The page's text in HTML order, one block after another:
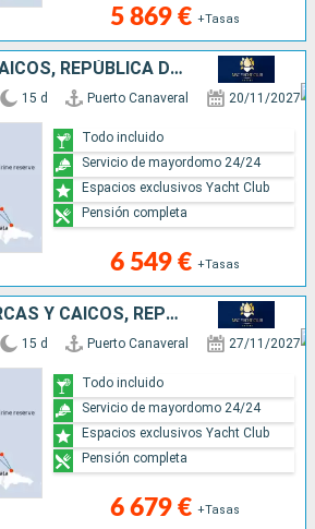
5 869 € +Tasas
ISLAS TURCAS Y CAICOS, REPÚBLICA DOMINICANA, BAHAMAS, MÉXICO, ESTADOS UNIDOS
15 d Puerto Canaveral 20/11/2027
6 549 € +Tasas
Todo incluido
Servicio de mayordomo 24/24
Espacios exclusivos Yacht Club
Pensión completa
MÉXICO, ISLAS TURCAS Y CAICOS, REPÚBLICA DOMINICANA, BAHAMAS, ESTADOS UNIDOS
15 d Puerto Canaveral 27/11/2027
6 679 € +Tasas
Todo incluido
Servicio de mayordomo 24/24
Espacios exclusivos Yacht Club
Pensión completa